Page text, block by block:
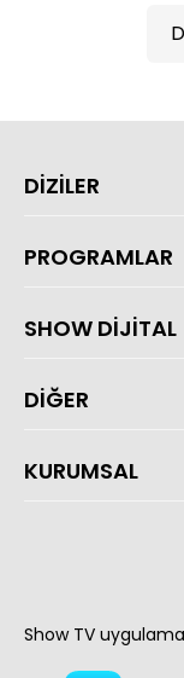
DİZİLER
PROGRAMLAR
SHOW DİJİTAL
DİĞER
KURUMSAL
Show TV